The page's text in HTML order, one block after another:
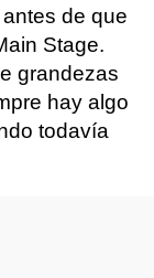
de que
Stage.
grandezas
hay algo
todavía